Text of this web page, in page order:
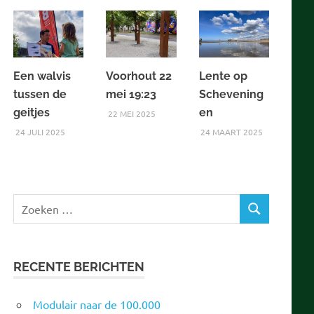
Een walvis
tussen de
geitjes
24 JULI 2025
Voorhout 22
mei 19:23
22 MEI 2025
Lente op
Schevening
en
24 MAART 2025
naar:
ZOEKEN
RECENTE BERICHTEN
Modulair naar de 100.000